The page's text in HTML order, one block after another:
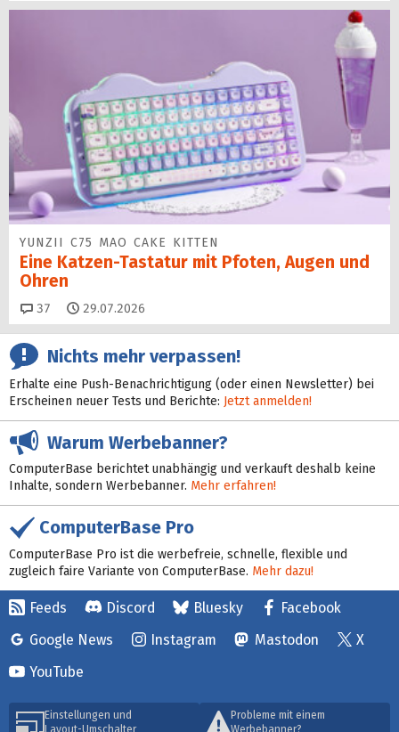
YUNZII C75 MAO CAKE KITTEN
Eine Katzen-Tastatur mit Pfoten, Augen und
Ohren
37 Kommentare
29.07.2026
Nichts mehr verpassen!
Erhalte eine Push-Benachrichtigung (oder einen Newsletter) bei
Erscheinen neuer Tests und Berichte: Jetzt anmelden!
Warum Werbebanner?
ComputerBase berichtet unabhängig und verkauft deshalb keine
Inhalte, sondern Werbebanner. Mehr erfahren!
ComputerBase Pro
ComputerBase Pro ist die werbefreie, schnelle, flexible und
zugleich faire Variante von ComputerBase. Mehr dazu!
Feeds Discord Bluesky
Facebook
Google News
Instagram Mastodon
X
YouTube
Einstellungen und
Layout-Umschalter
Probleme mit einem
Werbebanner?